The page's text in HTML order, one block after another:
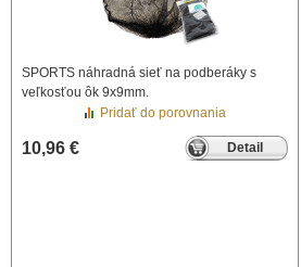
SPORTS náhradná sieť na podberáky s
veľkosťou ôk 9x9mm.
10,96 € Detail
Pridať do porovnania